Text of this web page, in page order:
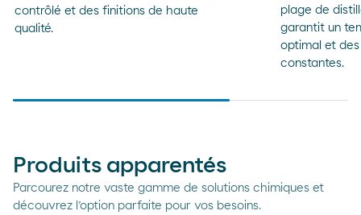
contrôlé et des finitions de haute
qualité.
plage de
garantit un
optimal et
constantes.
Produits apparentés
Parcourez notre vaste gamme de solutions chimiques et
découvrez l’option parfaite pour vos besoins.